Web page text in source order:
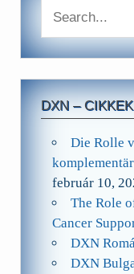
DXN –
Die Rolle
február 10,
The Role
Cancer
DXN
DXN